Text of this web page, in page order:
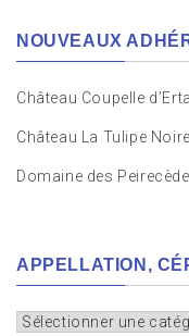
NOUVEAUX
Château Coupelle
Château La Tulipe
Domaine des
APPELLATION,
Appellation,